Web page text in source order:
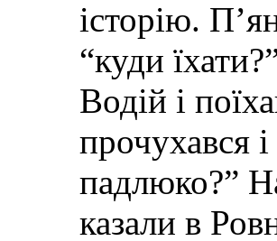
історію.
“куди
Водій і
прочухався
падлюко?”
казали в